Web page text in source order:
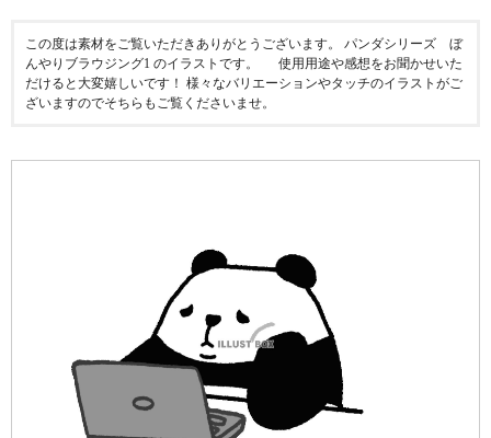
この度は素材をご覧いただきありがとうございます。 パンダシリーズ ぼ
んやりブラウジング1 のイラストです。 使用用途や感想をお聞かせいた
だけると大変嬉しいです！ 様々なバリエーションやタッチのイラストがご
ざいますのでそちらもご覧くださいませ。